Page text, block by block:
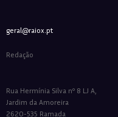
geral@raiox.pt
Redação
Rua Hermínia Silva nº 8 LJ A,
Jardim da Amoreira
2620-535 Ramada